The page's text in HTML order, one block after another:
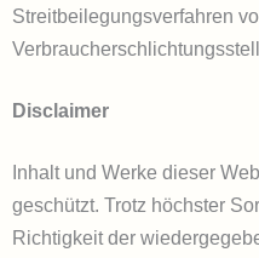
Streitbeilegungsverfahren
Disclaimer
Inhalt und Werke dieser
geschützt. Trotz höchster
Richtigkeit der